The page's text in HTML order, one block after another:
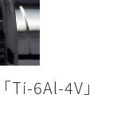
6Al-4V」